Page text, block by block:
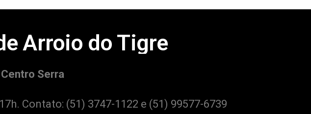
Arroio do Tigre
Serra
Contato: (51) 3747-1122 e (51) 99577-6739